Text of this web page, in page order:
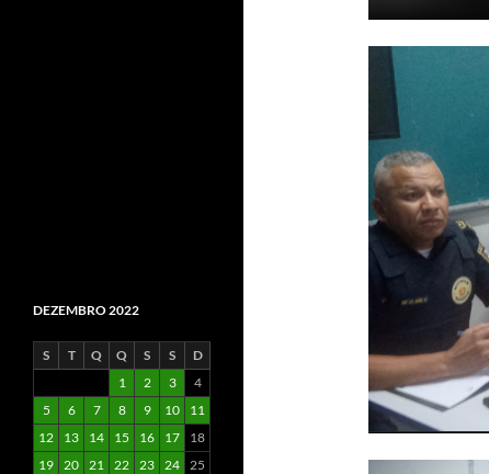
DEZEMBRO 2022
S T Q Q S S
D
1
2 3
4
5
6 7 8 9 10
11
12
13 14 15 16 17
18
19 20 21 22 23 24 25